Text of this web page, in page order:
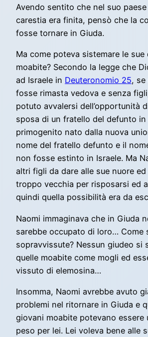
Avendo sentito che nel suo
carestia era finita, pensò che la
fosse tornare in Giuda.
Ma come poteva sistemare le sue
moabite? Secondo la legge che
ad Israele in Deuteronomio 25, se
fosse rimasta vedova e senza
potuto avvalersi dell’opportunità
sposa di un fratello del defunto
primogenito nato dalla nuova
nome del fratello defunto e il
non fosse estinto in Israele. Ma
altri figli da dare alle sue nuore ed
troppo vecchia per risposarsi ed
quindi quella possibilità era da
Naomi immaginava che in Giuda
sarebbe occupato di loro… Come
sopravvissute? Nessun giudeo si
quelle moabite come mogli ed
vissuto di elemosina…
Insomma, Naomi avrebbe avuto
problemi nel ritornare in Giuda e
giovani moabite potevano essere
peso per lei. Lei voleva bene alle